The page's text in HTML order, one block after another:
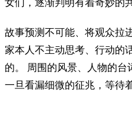
女们，逐渐判明有着奇妙
故事预测不可能、将观众拉
家本人不主动思考、行动的
的。 周围的风景、人物的
一旦看漏细微的征兆，等待